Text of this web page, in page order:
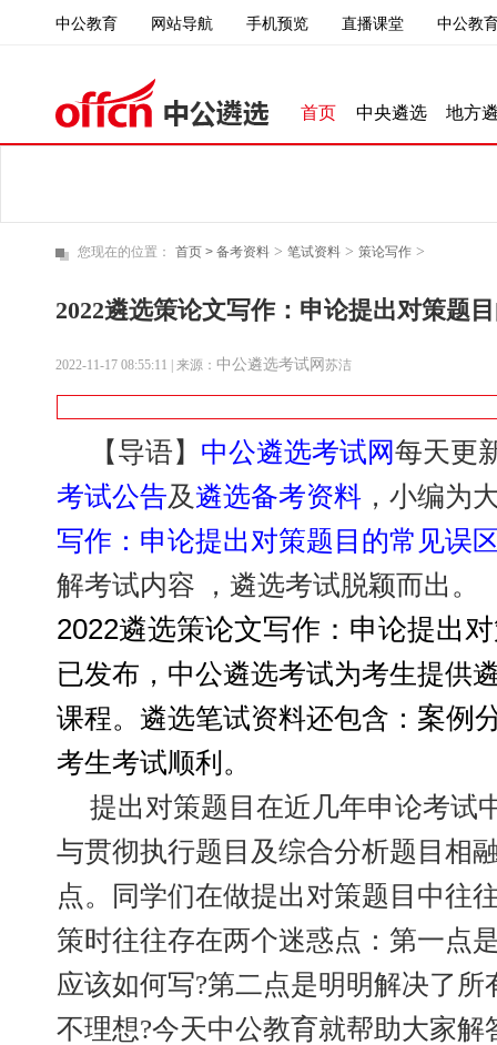
中公教育 网站导航 手机预览 直播课堂 中公教
首页 中央遴选 地方
您现在的位置： 首页 > 备考资料 > 笔试资料 > 策论写作 >
2022遴选策论文写作：申论提出对策题
2022-11-17 08:55:11 | 来源： 中公遴选考试网苏洁
【导语】 中公遴选考试网每天更
考试公告及遴选备考资料 ，小编为
写作：申论提出对策题目的常见误
解考试内容 ，遴选考试脱颖而出。
2022遴选策论文写作：申论提出
已发布，中公遴选考试为考生提供
课程。遴选笔试资料还包含： 案例
考生考试顺利。
提出对策题目在近几年申论考试
与贯彻执行题目及综合分析题目相
点。同学们在做提出对策题目中往
策时往往存在两个迷惑点：第一点
应该如何写?第二点是明明解决了
不理想?今天中公教育就帮助大家解